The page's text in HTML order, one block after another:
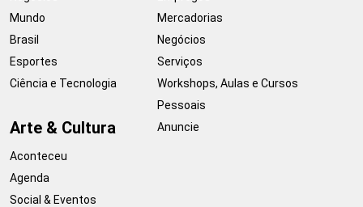
Mundo
Brasil
Esportes
Ciência e Tecnologia
Arte & Cultura
Aconteceu
Agenda
Social & Eventos
Mercadorias
Negócios
Serviços
Workshops, Aulas e Cursos
Pessoais
Anuncie